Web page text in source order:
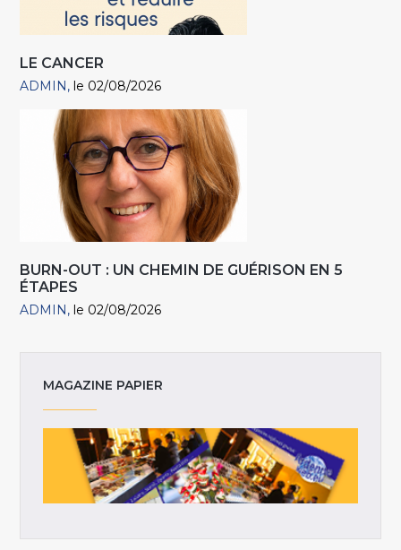
LE CANCER
ADMIN le 02/08/2026
BURN-OUT : UN CHEMIN DE GUÉRISON EN 5
ÉTAPES
ADMIN le 02/08/2026
MAGAZINE PAPIER